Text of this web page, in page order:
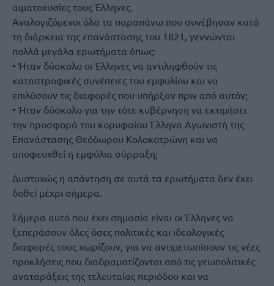
αιματοχυσίες τους Έλληνες.
Αναλογιζόμενοι όλα τα παραπάνω που συνέβησαν κατά
τη διάρκεια της επανάστασης του 1821, γεννώνται
πολλά μεγάλα ερωτήματα όπως:
• Ήταν δύσκολο οι Έλληνες να αντιληφθούν τις
καταστροφικές συνέπειες του εμφυλίου και να
επιλύσουν τις διαφορές που υπήρξαν πριν από αυτόν;
• Ήταν δύσκολο για την τότε κυβέρνηση να εκτιμήσει
την προσφορά του κορυφαίου Έλληνα Αγωνιστή της
Επανάστασης Θεόδωρου Κολοκοτρώνη και να
αποφευχθεί η εμφύλια σύρραξη;
Δυστυχώς η απάντηση σε αυτά τα ερωτήματα δεν έχει
δοθεί μέχρι σήμερα.
Σήμερα αυτό που έχει σημασία είναι οι Έλληνες να
ξεπεράσουν όλες όσες πολιτικές και ιδεολογικές
διαφορές τους χωρίζουν, για να αντιμετωπίσουν τις νέες
προκλήσεις που διαδραματίζονται από τις γεωπολιτικές
αναταράξεις της τελευταίας περιόδου και να